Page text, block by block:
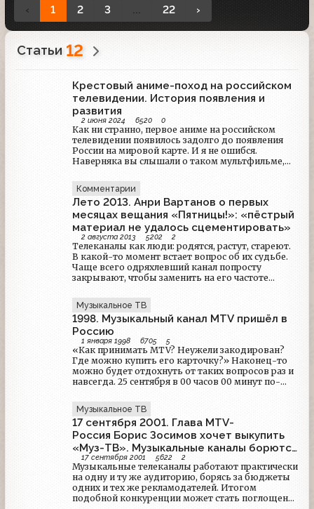
‹ 1 2 3 ... 22 ›
Статьи 12
Крестовый аниме-поход на российском
телевидении. История появления и
развития
2 июня 2024 6520 0
Как ни странно, первое аниме на российском
телевидении появилось задолго до появления
России на мировой карте. И я не ошибся.
Наверняка вы слышали о таком мультфильме,
совместного производства Фуджифильм,
Госкино СССР и Союзмультфильма. Последний
занимался анимацией, но под чутким надзором
японцев, а Фуджифильм занялся производством
особого негатива, специально для этого проекта.
Хотя при этом в том же году советские
мультипликаторы успели поработать над
проектом Знаменитые сказки мира, тоже в стиле
аниме, и тоже при поддержке японцев.
Впоследствии оба этих проекта крутились в
Если говорить прямо, именно эти мультики и
стали первым аниме, которое было возможным
увидеть у нас. Тогда все смотрели в светлое
завтра и даже не представляли, что книги нам
заменят непонятные прямоугольные коробочки
с цветными картинками. В 80-ые годы все с
нетерпением ждали Неделю британского
телевидения, лишь бы увидеть, как там
поживают люди из совершенно другой страны.
тысячи километров от нас, достаточно лишь пара
кликов. Одним из средств подобного изучения
чужой жизни для меня было и остаётся аниме. В
определённый момент мне стало интересно, как
мы пришли к этому. *Я вышел в интернет с
таким вопросом* Ну и на самом деле оказалось,
что похвально увлечение аниме в России совсем
не случайность, а лестница, где каждая ступенька
была интересной и по своему необычной.
Поэтому сегодня я предлагаю вам взять
Комментарии
Лето 2013. Анри Вартанов о первых
месяцах вещания «Пятницы!»: «пёстрый
материал не удалось сцементировать»
2 августа 2013 5202 2
Телеканалы как люди: родятся, растут, стареют.
В какой-то момент встает вопрос об их судьбе.
Чаще всего одряхлевший канал попросту
закрывают, чтобы заменить на его частоте
радикально изменить его содержание, даже
дать ему новое имя. Так случилось недавно с
развлекательным телеканалом MTV Russia,
родившимся в пору повального увлечения
музыкальными клипами, но в последнее время
не выдерживающим конкуренции с интернетом.
Музыкальное ТВ
1998. Музыкальный канал MTV пришёл в
Россию
1 января 1998 6705 5
«Как принимать MTV? Неужели закодирован?
Где можно купить его карточку?» Наконец-то
можно будет отдохнуть от таких вопросов раз и
навсегда. 25 сентября в 00 часов 00 минут по-
москвичей и петербуржцев, принимающих 51-й
дециметровый канал, появился знаменитый
логотип популярнейшего американского
музыкального телеканала MTV, вместо ставшего
привычным БИС-ТВ.
Музыкальное ТВ
17 сентября 2001. Глава MTV-
Россия Борис Зосимов хочет выкупить
«Муз-ТВ». Музыкальные каналы борются
за рекламодателей
17 сентября 2001 5622 2
Музыкальные телеканалы работают практически
на одну и ту же аудиторию, борясь за бюджеты
одних и тех же рекламодателей. Итогом
подобной конкуренции может стать поглощение